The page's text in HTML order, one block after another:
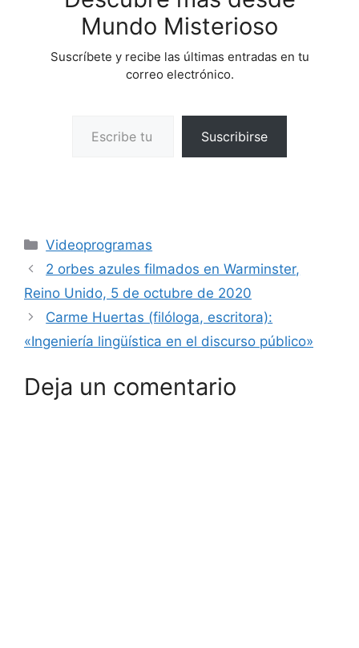
Mundo Misterioso
Suscríbete y recibe las últimas entradas en tu
correo electrónico.
Suscribirse
Categorías
Videoprogramas
2 orbes azules filmados en Warminster,
Reino Unido, 5 de octubre de 2020
Carme Huertas (filóloga, escritora):
«Ingeniería lingüística en el discurso público»
Deja un comentario